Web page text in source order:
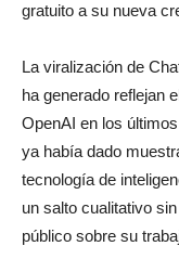
gratuito a su nueva
La viralización de
ha generado reflejan
OpenAI en los
ya había dado
tecnología de
un salto cualitativo
público sobre su